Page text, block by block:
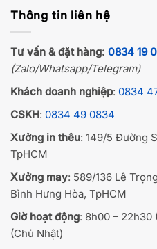
Thông tin liên hệ
Tư vấn & đặt hàng: 0834 19
(Zalo/Whatsapp/Telegram)
Khách doanh nghiệp: 0834
CSKH: 0834 49 0834
Xưởng in thêu: 149/5 Đường
TpHCM
Xưởng may: 589/136 Lê
Bình Hưng Hòa, TpHCM
Giờ hoạt động: 8h00 – 22h30
(Chủ Nhật)